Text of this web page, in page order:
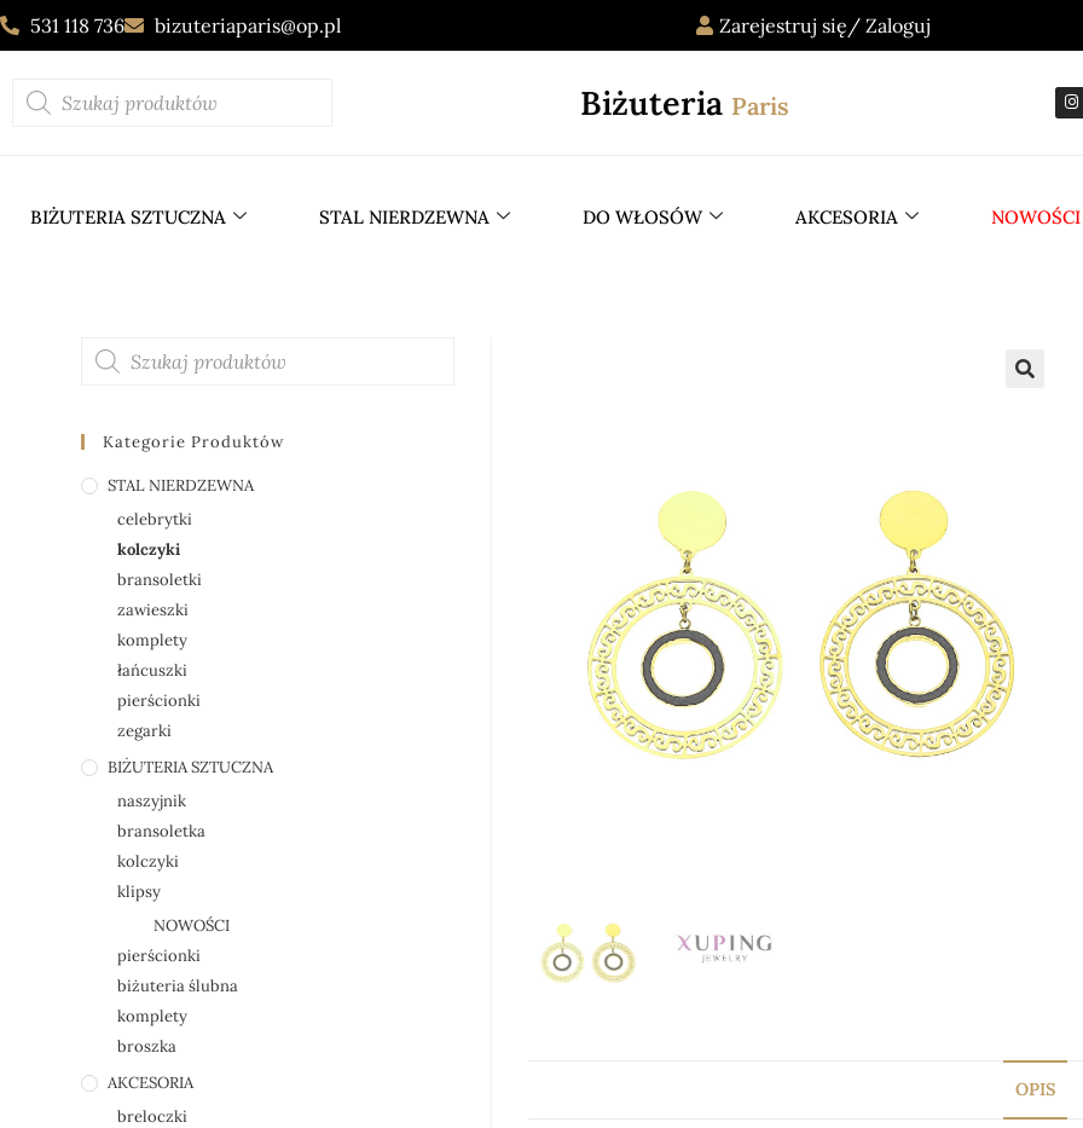
531 118 736 bizuteriaparis@op.pl Zarejestruj się/ Zaloguj
Biżuteria Paris
BIŻUTERIA SZTUCZNA STAL NIERDZEWNA DO WŁOSÓW AKCESORIA NOWOŚCI
OPIS
Kategorie Produktów
STAL NIERDZEWNA
celebrytki
kolczyki
bransoletki
zawieszki
komplety
łańcuszki
pierścionki
zegarki
BIŻUTERIA SZTUCZNA
naszyjnik
bransoletka
kolczyki
klipsy
NOWOŚCI
pierścionki
biżuteria ślubna
komplety
broszka
AKCESORIA
breloczki